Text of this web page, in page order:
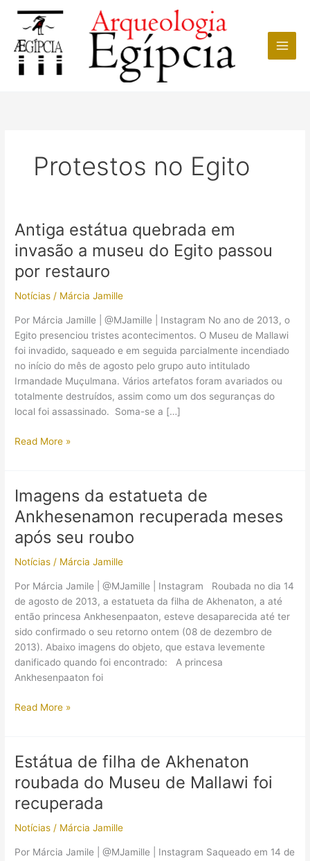
conteúdo
Protestos no Egito
Antiga estátua quebrada em
invasão a museu do Egito passou
por restauro
Notícias / Márcia Jamille
Por Márcia Jamille | @MJamille | Instagram No ano de 2013, o
Egito presenciou tristes acontecimentos. O Museu de Mallawi
foi invadido, saqueado e em seguida parcialmente incendiado
no início do mês de agosto pelo grupo auto intitulado
Irmandade Muçulmana. Vários artefatos foram avariados ou
totalmente destruídos, assim como um dos seguranças do
local foi assassinado. Soma-se a […]
Antiga
invasão
a
museu
do
Egito
por
restauro
Read More »
Imagens da estatueta de
Ankhesenamon recuperada meses
após seu roubo
Notícias / Márcia Jamille
Por Márcia Jamile | @MJamille | Instagram Roubada no dia 14
de agosto de 2013, a estatueta da filha de Akhenaton, a até
então princesa Ankhesenpaaton, esteve desaparecida até ter
sido confirmado o seu retorno ontem (08 de dezembro de
2013). Abaixo imagens do objeto, que estava levemente
danificado quando foi encontrado: A princesa
Ankhesenpaaton foi
Imagens
Ankhesenamon
recuperada
meses
após
seu
Read More »
Estátua de filha de Akhenaton
roubada do Museu de Mallawi foi
recuperada
Notícias / Márcia Jamille
Por Márcia Jamile | @MJamille | Instagram Saqueado em 14 de